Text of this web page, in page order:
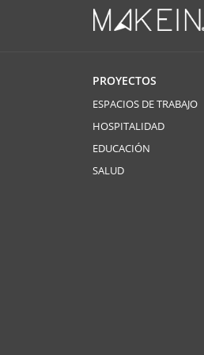
PROYECTOS
ESPACIOS DE TRABAJO
HOSPITALIDAD
EDUCACIÓN
SALUD